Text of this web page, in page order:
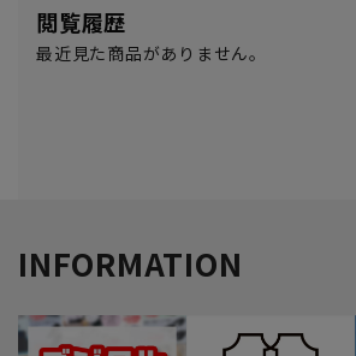
閲覧履歴
最近見た商品がありません。
INFORMATION